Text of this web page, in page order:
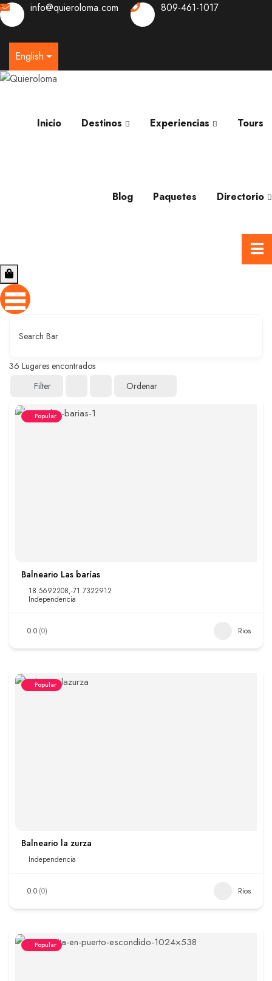
info@quieroloma.com 809-461-1017
English
Inicio Destinos Experiencias Tours
Blog Paquetes Directorio
Search Bar
36 Lugares encontrados
Filter
Ordenar
Popular
Balneario Las barías
18.5692208,-71.7322912
Independencia
0.0 (0) Rios
Popular
Balneario la zurza
Independencia
0.0 (0) Rios
Popular